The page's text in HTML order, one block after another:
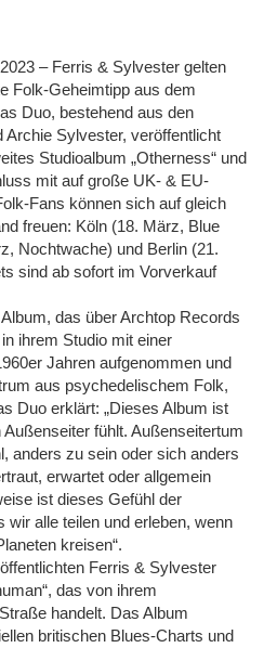
– Ferris & Sylvester gelten
Folk-Geheimtipp aus dem
Duo, bestehend aus den
Archie Sylvester, veröffentlicht
Studioalbum „Otherness“ und
mit auf große UK- & EU-
Fans können sich auf gleich
freuen: Köln (18. März, Blue
Nochtwache) und Berlin (21.
sind ab sofort im Vorverkauf
das über Archtop Records
ihrem Studio mit einer
Jahren aufgenommen und
aus psychedelischem Folk,
Duo erklärt: „Dieses Album ist
fühlt. Außenseitertum
anders zu sein oder sich anders
erwartet oder allgemein
ist dieses Gefühl der
wir alle teilen und erleben, wenn
kreisen“.
Ferris & Sylvester
das von ihrem
handelt. Das Album
britischen Blues-Charts und